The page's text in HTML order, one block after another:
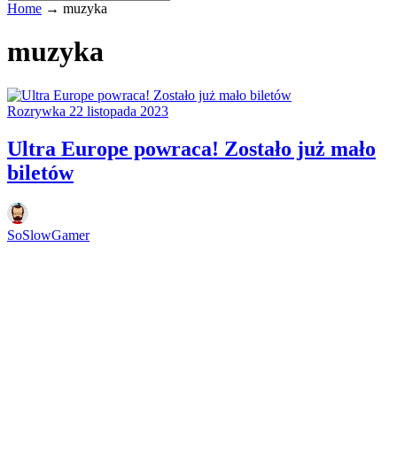
Home → muzyka
muzyka
Rozrywka 22 listopada 2023
Ultra Europe powraca! Zostało już mało
biletów
SoSlowGamer